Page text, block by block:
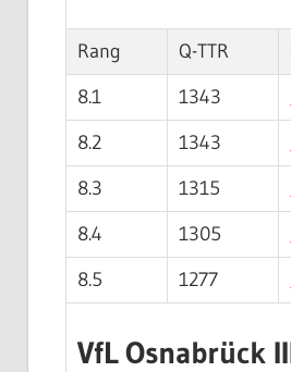
Rang Q-TTR
8.1
1343
8.2
1343
8.3
1315
8.4
1305
8.5
1277
VfL Osnabrück